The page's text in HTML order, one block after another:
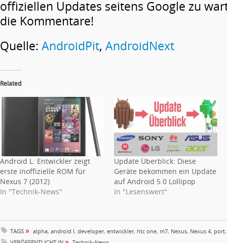
offiziellen Updates seitens Google zu
die Kommentare!
Quelle: AndroidPit, AndroidNext
Related
Android L: Entwickler zeigt
erste inoffizielle ROM für
Nexus 7 (2012)
In "Technik-News"
Update Überblick: Diese
Geräte bekommen ein Update
auf Android 5.0 Lollipop
In "Lesenswert"
TAGS » alpha, android l, developer, entwickler, htc one, m7, Nexus, Nexus 4, port